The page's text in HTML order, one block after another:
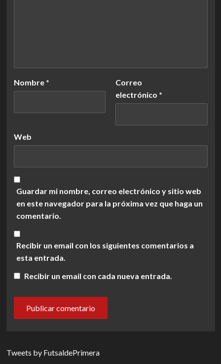
Nombre *
Correo
electrónico *
Web
Guardar mi nombre, correo electrónico y sitio web
en este navegador para la próxima vez que haga un
comentario.
Recibir un email con los siguientes comentarios a
esta entrada.
Recibir un email con cada nueva entrada.
Tweets by FutsaldePrimera